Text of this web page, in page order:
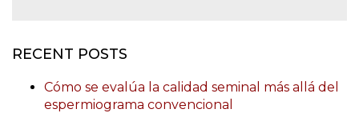
RECENT POSTS
Cómo se evalúa la calidad seminal más allá del
espermiograma convencional